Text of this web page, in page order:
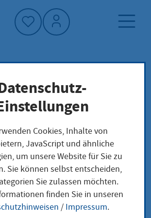
Finder
Falknerjagdschein Änderung
Namens sowie Ihres
Cookies, Inhalte von
JavaScript und ähnliche
um unsere Website für Sie zu
Sie können selbst entscheiden,
Sie zulassen möchten.
finden Sie in unseren
/ Impressum.